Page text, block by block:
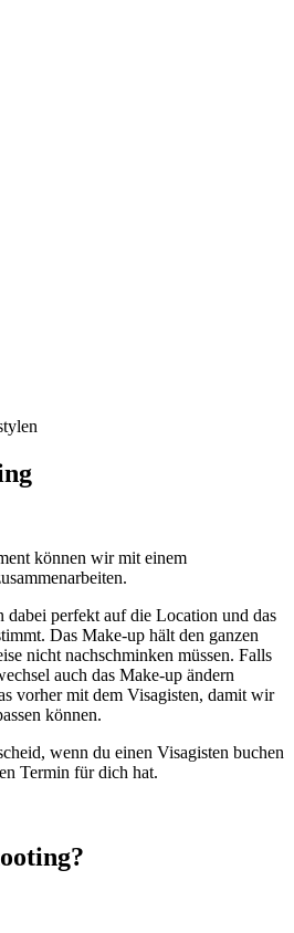
können wir mit einem
dabei perfekt auf die Location und das
Das Make-up hält den ganzen
nicht nachschminken müssen. Falls
auch das Make-up ändern
vorher mit dem Visagisten, damit wir
können.
wenn du einen Visagisten buchen
Termin für dich hat.